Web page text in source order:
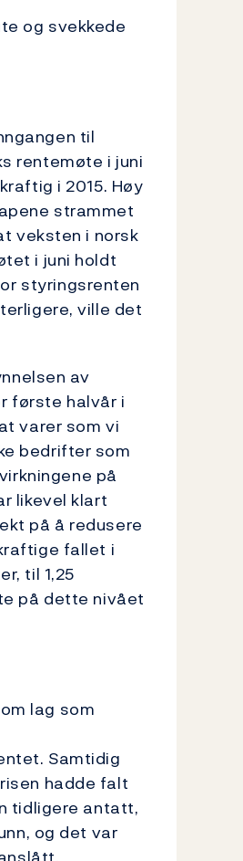
og svekkede
til
rentemøte i juni
i 2015. Høy
strammet
veksten i norsk
i juni holdt
styringsrenten
ville det
av
første halvår i
varer som vi
bedrifter som
på
likevel klart
på å redusere
fallet i
til 1,25
på dette nivået
lag som
Samtidig
hadde falt
tidligere antatt,
og det var